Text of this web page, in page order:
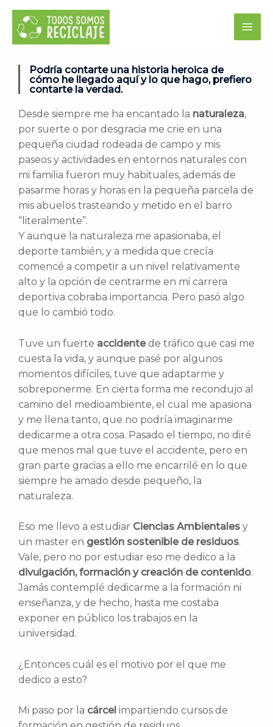
¡ HOLA !
Podría contarte una historia heroica de
cómo he llegado aquí y lo que hago, prefiero
contarte la verdad.
Desde siempre me ha encantado la naturaleza,
por suerte o por desgracia me crie en una
pequeña ciudad rodeada de campo y mis
paseos y actividades en entornos naturales con
mi familia fueron muy habituales, además de
pasarme horas y horas en la pequeña parcela de
mis abuelos trasteando y metido en el barro
“literalmente”.
Y aunque la naturaleza me apasionaba, el
deporte también, y a medida que crecía
comencé a competir a un nivel relativamente
alto y la opción de centrarme en mi carrera
deportiva cobraba importancia. Pero pasó algo
que lo cambió todo.
Tuve un fuerte accidentede tráfico que casi me
cuesta la vida, y aunque pasé por algunos
momentos difíciles, tuve que adaptarme y
sobreponerme. En cierta forma me recondujo al
camino del medioambiente, el cual me apasiona
y me llena tanto, que no podría imaginarme
dedicarme a otra cosa. Pasado el tiempo, no diré
que menos mal que tuve el accidente, pero en
gran parte gracias a ello me encarrilé en lo que
siempre he amado desde pequeño, la
naturaleza.
Eso me llevo a estudiar Ciencias Ambientales y
un master en gestión sostenible de residuos.
Vale, pero no por estudiar eso me dedico a la
divulgación, formación y creación de contenido.
Jamás contemplé dedicarme a la formación ni
enseñanza, y de hecho, hasta me costaba
exponer en público los trabajos en la
universidad.
¿Entonces cuál es el motivo por el que me
dedico a esto?
Mi paso por la cárcel impartiendo cursos de